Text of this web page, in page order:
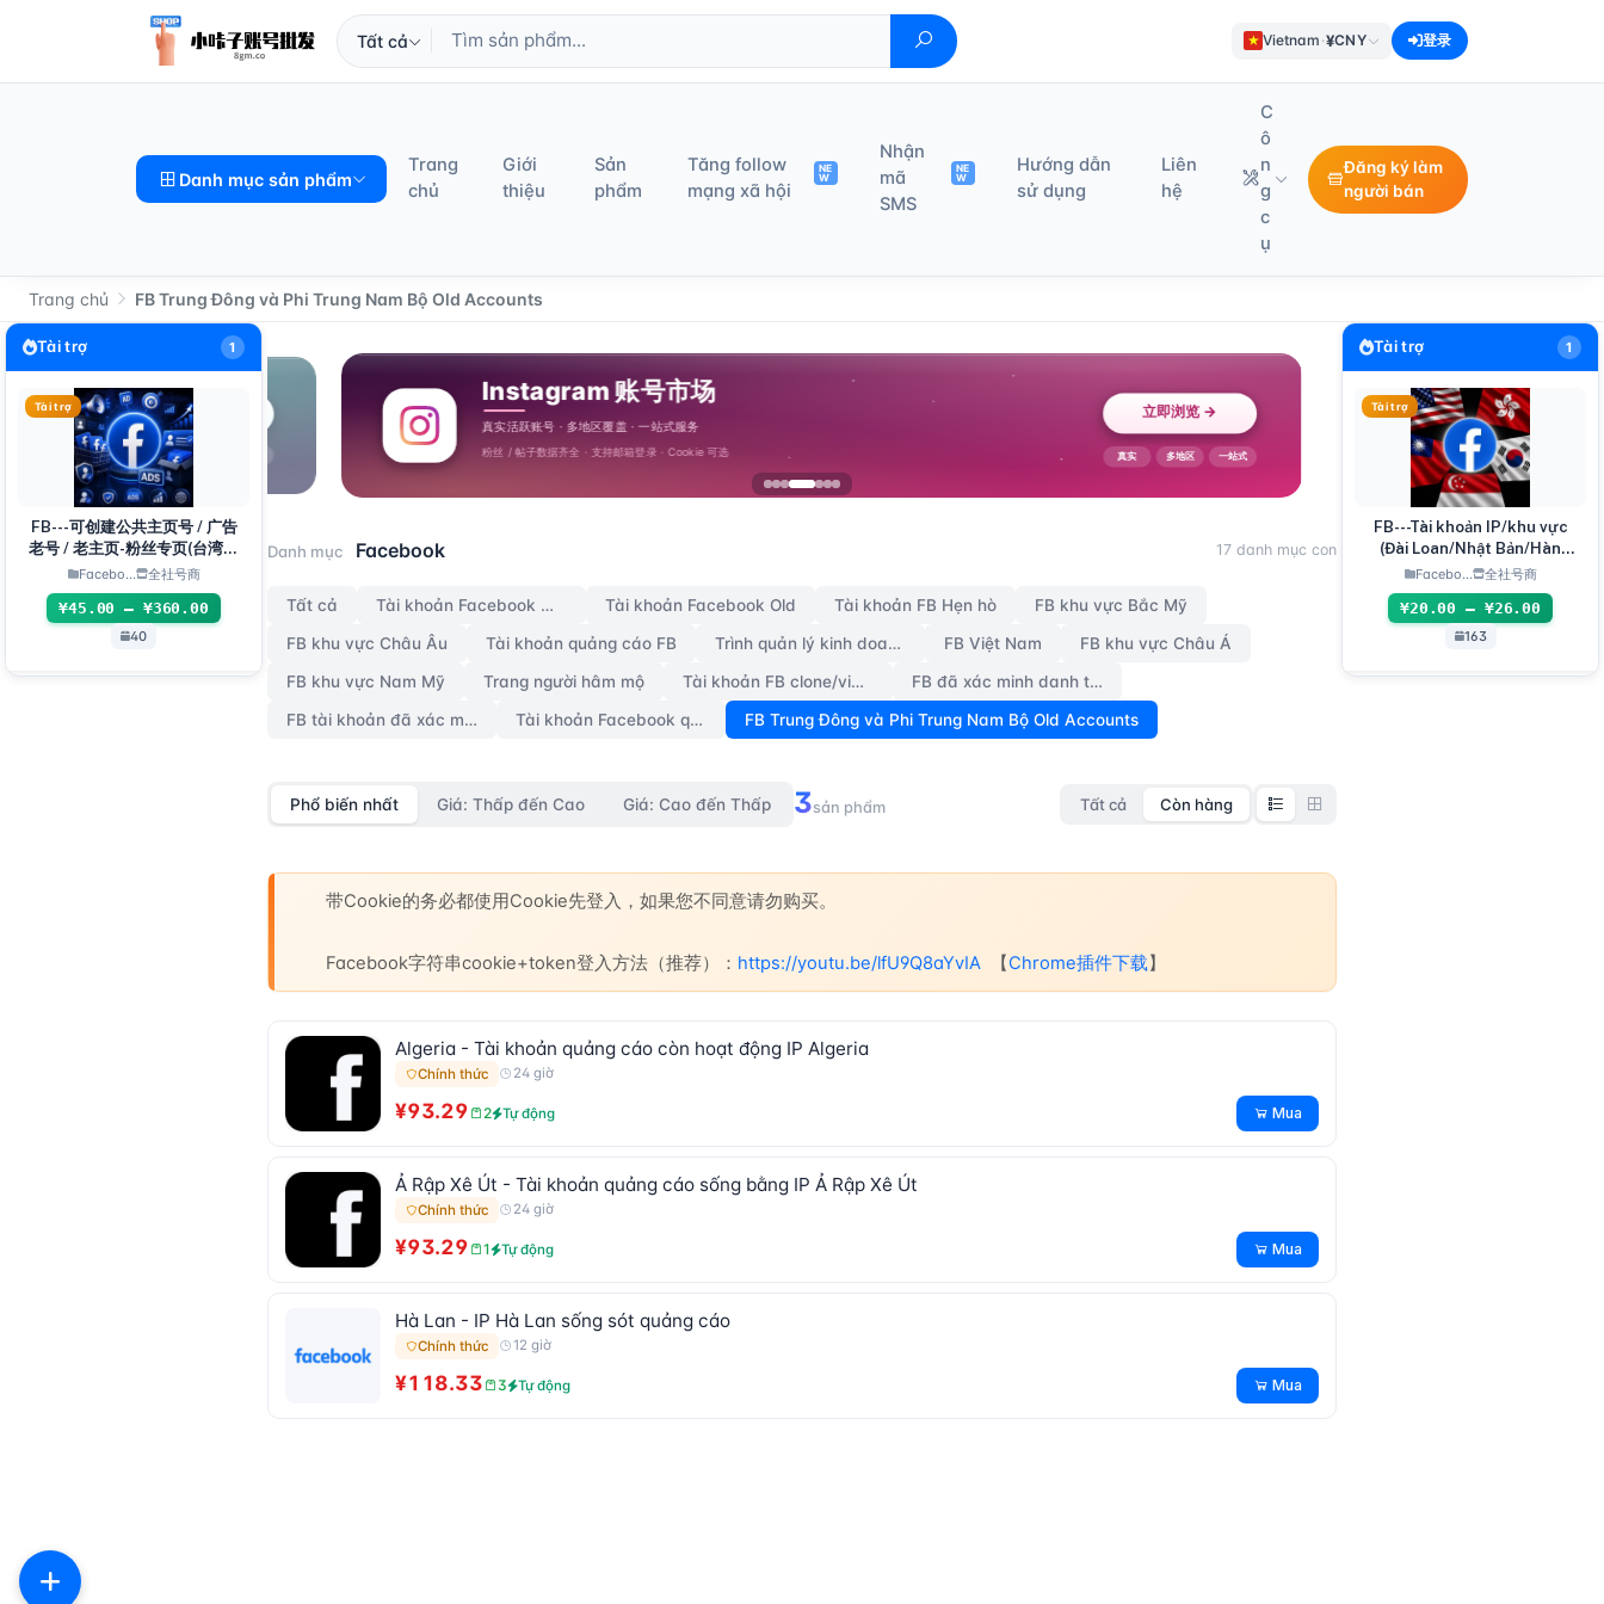
Tất cả Vietnam ·¥CNY 登录
Danh mục sản phẩm
Trang
chủ
Giới
thiệu
Sản
phẩm
Tăng follow
mạng xã hội
NE
W
Nhận
mã
SMS
NE
W
Hướng dẫn
sử dụng
Liên
hệ
C
ô
n
g
c
ụ
Đăng ký làm
người bán
Trang chủ FB Trung Đông và Phi Trung Nam Bộ Old Accounts
Tài trợ 1
Tài trợ
FB---可创建公共主页号 / 广告
老号 / 老主页-粉丝专页(台湾主
页，随机地区主页)
Facebo... 全社号商
¥45.00 – ¥360.00
40
FB Trung Đông và Phi Trung Nam Bộ Old
Danh mục Facebook 17 danh mục con
Tất cả Tài khoản Facebook mới Tài khoản Facebook Old Tài khoản FB Hẹn hò
FB khu vực Bắc Mỹ
FB khu vực Châu Âu
Tài khoản quảng cáo FB Trình quản lý kinh doanh BM FB Việt Nam
FB khu vực Châu Á
FB khu vực Nam Mỹ
Trang người hâm mộ Tài khoản FB clone/via hack
FB đã xác minh danh tính lần 2
FB tài khoản đã xác minh 3 bước
Tài khoản Facebook quốc gia ngẫu nhiên cũ [chưa bật 2FA] FB Trung Đông và Phi Trung Nam Bộ Old Accounts
Phổ biến nhất Giá: Thấp đến Cao Giá: Cao đến Thấp 3sản phẩm Tất cả Còn hàng
带Cookie的务必都使用Cookie先登入，如果您不同意请勿购买。
Facebook字符串cookie+token登入方法（推荐）： https://youtu.be/lfU9Q8aYvIA 【Chrome插件下载】
Algeria - Tài khoản quảng cáo còn hoạt động IP Algeria
Chính thức 24 giờ
¥93.29 2 Tự động Mua
Ả Rập Xê Út - Tài khoản quảng cáo sống bằng IP Ả Rập Xê Út
Chính thức 24 giờ
¥93.29 1 Tự động Mua
Hà Lan - IP Hà Lan sống sót quảng cáo
Chính thức 12 giờ
¥118.33 3 Tự động Mua
Tài trợ 1
Tài trợ
FB---Tài khoản IP/khu vực
(Đài Loan/Nhật Bản/Hàn
Quốc/Mỹ/Singapore)
Facebo... 全社号商
¥20.00 – ¥26.00
163